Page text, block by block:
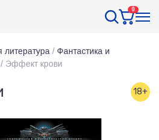
0
литература / Фантастика и
/ Эффект крови
18+